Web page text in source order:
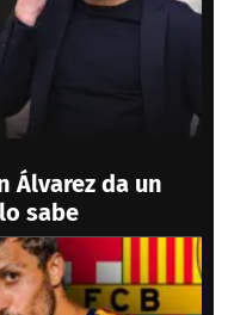
Álvarez da un
sabe